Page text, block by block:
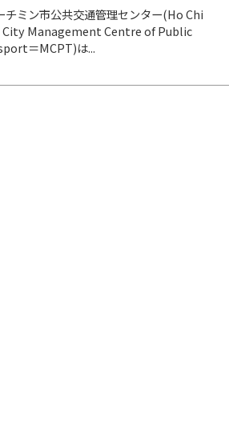
チミン市公共交通管理センター(Ho Chi
Management Centre of Public
＝MCPT)は...